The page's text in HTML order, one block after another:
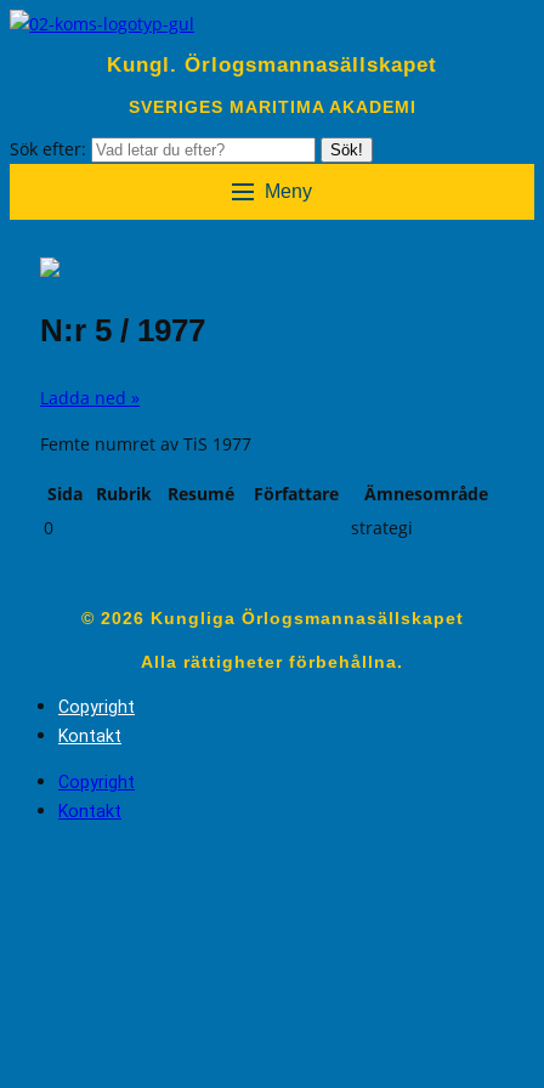
Kungl. Örlogsmannasällskapet
SVERIGES MARITIMA AKADEMI
Sök efter: Sök!
Meny
N:r 5 / 1977
Ladda ned »
Femte numret av TiS 1977
Sida Rubrik Resumé Författare
Ämnesområde
0
strategi
© 2026 Kungliga Örlogsmannasällskapet
Alla rättigheter förbehållna.
Copyright
Kontakt
Copyright
Kontakt